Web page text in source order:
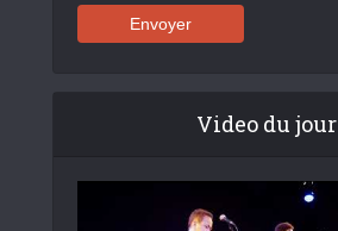
Video du jour